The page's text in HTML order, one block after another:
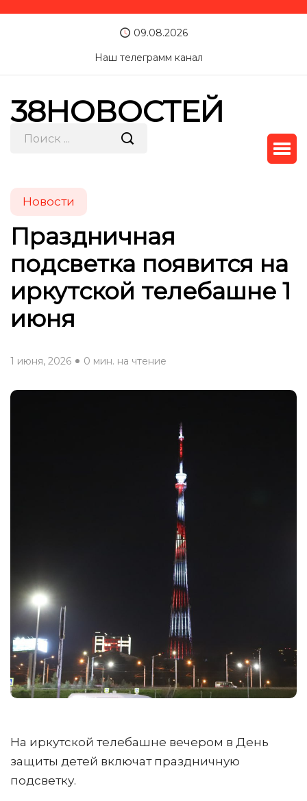
09.08.2026
Наш телеграмм канал
38НОВОСТЕЙ
Новости
Праздничная
подсветка появится на
иркутской телебашне 1
июня
1 июня, 2026 0 мин. на чтение
На иркутской телебашне вечером в День
защиты детей включат праздничную
подсветку.